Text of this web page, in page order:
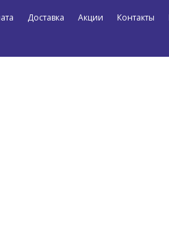
Доставка Акции Контакты